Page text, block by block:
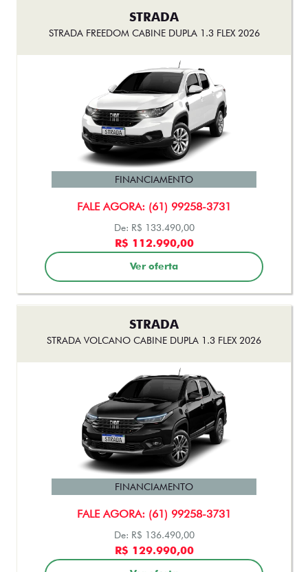
Ver oferta
STRADA
STRADA VOLCANO CABINE DUPLA 1.3 FLEX 2026
FALE AGORA: (61) 99258-3731
FINANCIAMENTO
De: R$ 136.490,00
R$ 129.990,00
Ver oferta
STRADA
STRADA VOLCANO CABINE DUPLA 1.3 AT FLEX 2026
FINANCIAMENTO